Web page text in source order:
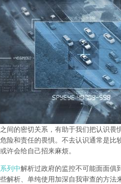
间的密切关系，有助于我们把认识
险和责任的畏惧。不去认识通常是
许会给自己招来麻烦。
列中解析过政府的监控不可能面面俱
解析、单纯使用加深自我审查的方